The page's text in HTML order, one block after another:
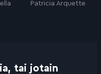
Patricia Arquette
tai jotain